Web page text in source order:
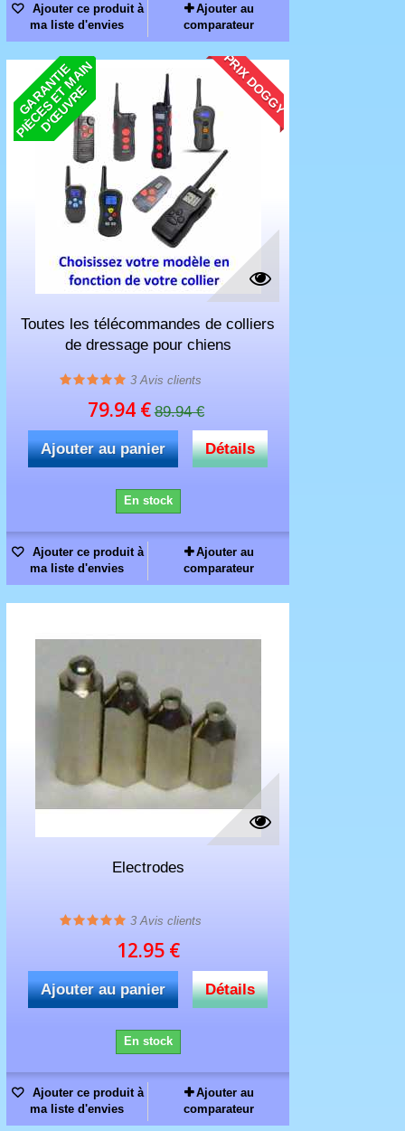
Ajouter ce produit à
ma liste d'envies
Ajouter au
comparateur
G
A
R
A
N
T
I
E
P
I
È
C
E
S
E
T
M
A
I
N
D
'
Œ
U
V
R
E PRIX DOGGY
Toutes les télécommandes de colliers
de dressage pour chiens
3 Avis clients
79.94 € 89.94 €
Ajouter au panier Détails
En stock
Ajouter ce produit à
ma liste d'envies
Ajouter au
comparateur
Electrodes
3 Avis clients
12.95 €
Ajouter au panier Détails
En stock
Ajouter ce produit à
ma liste d'envies
Ajouter au
comparateur